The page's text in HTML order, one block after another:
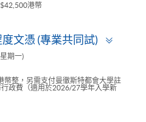
港幣
文憑 (專業共同試)
期一)
幣整，另需支付曼徹斯特都會大學註
政費（適用於2026/27學年入學新